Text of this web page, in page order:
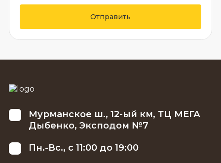
Отправить
Мурманское ш., 12-ый км, ТЦ МЕГА
Дыбенко, Эксподом №7
Пн.-Вс., с 11:00 до 19:00